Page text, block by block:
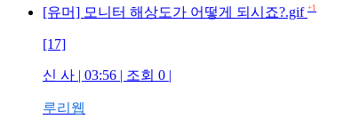
[유머] 모니터 해상도가 어떻게 되시죠?.gif +1
[17]
신 사 | 03:56 | 조회 0 |
루리웹